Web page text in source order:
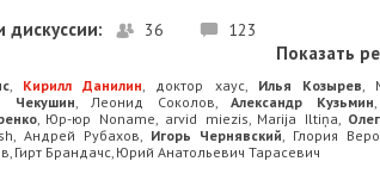
дискуссии:
36 123
Показать
, Кирилл Данилин, доктор хаус, Илья Козырев,
Чекушин, Леонид Соколов, Александр Кузьмин,
, Юр-юр Noname, arvid miezis, Marija Iltiņa,
, Андрей Рубахов, Игорь Чернявский, Глория Веро
, Гирт Брандачс, Юрий Анатольевич Тарасевич